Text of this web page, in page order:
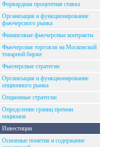
Форвардная процентная ставка
Организация и функционирование
фьючерсного рынка
Финансовые фьючерсные контракты
Фьючерсная торговля на Московской
товарной бирже
Фьючерсные стратегии
Организация и функционирование
опционного рынка
Опционные стратегии
Определение границ премии
опционов
Инвестиции
Основные понятия и содержание